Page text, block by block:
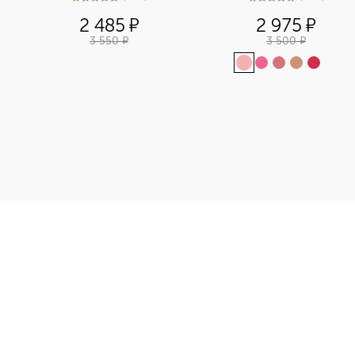
5из 5501
2 485 ¤
3 550 ¤
4.9из5470
2 975 ¤
3 500 ¤